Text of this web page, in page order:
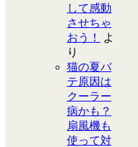
して感動
させちゃ
おう！
よ
り
猫の夏バ
テ原因は
クーラー
病かも？
扇風機も
使って対